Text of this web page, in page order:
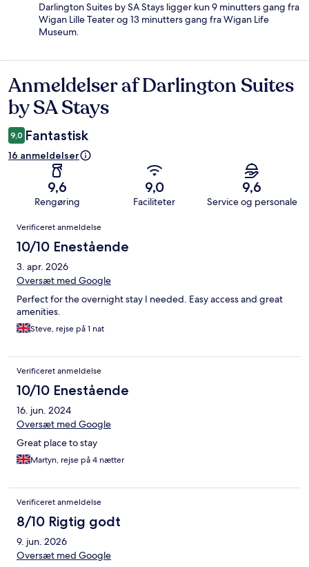
Darlington Suites by SA Stays ligger kun 9 minutters gang fra
Wigan Lille Teater og 13 minutters gang fra Wigan Life
Museum.
Anmeldelser
Anmeldelser af Darlington Suites
by SA Stays
9,0 Fantastisk
16 anmeldelser
9,6
Rengøring
9,0
Faciliteter
9,6
Service og personale
Anmeldelser
Verificeret anmeldelse
10/10 Enestående
3. apr. 2026
Oversæt med Google
Perfect for the overnight stay I needed. Easy access and great
amenities.
Steve, rejse på 1 nat
Verificeret anmeldelse
10/10 Enestående
16. jun. 2024
Oversæt med Google
Great place to stay
Martyn, rejse på 4 nætter
Verificeret anmeldelse
8/10 Rigtig godt
9. jun. 2026
Oversæt med Google